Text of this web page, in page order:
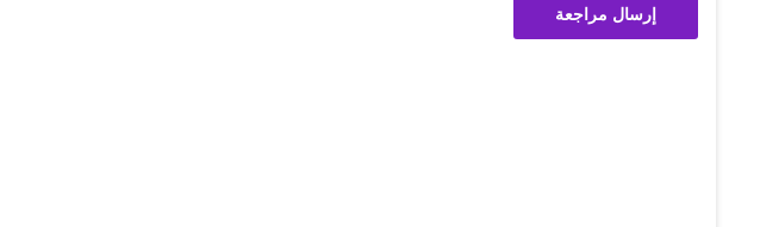
إرسال مراجعة